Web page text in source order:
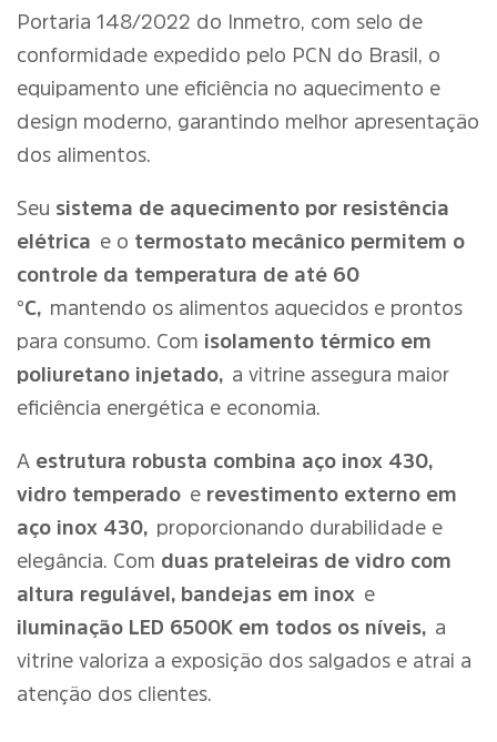
Portaria 148/2022 do Inmetro, com selo de
conformidade expedido pelo PCN do Brasil, o
equipamento une eficiência no aquecimento e
design moderno, garantindo melhor apresentação
dos alimentos.
Seu sistema de aquecimento por resistência
elétrica e o termostato mecânico permitem o
controle da temperatura de até 60
°C, mantendo os alimentos aquecidos e prontos
para consumo. Com isolamento térmico em
poliuretano injetado, a vitrine assegura maior
eficiência energética e economia.
A estrutura robusta combina aço inox 430,
vidro temperado e revestimento externo em
aço inox 430, proporcionando durabilidade e
elegância. Com duas prateleiras de vidro com
altura regulável, bandejas em inox e
iluminação LED 6500K em todos os níveis, a
vitrine valoriza a exposição dos salgados e atrai a
atenção dos clientes.